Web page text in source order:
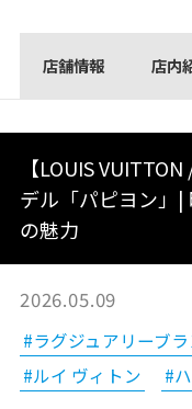
店舗情報 店内
【LOUIS
デル「パピヨン」|
の魅力
2026.05.09
#ラグジュアリーブ
#ルイ ヴィトン
#